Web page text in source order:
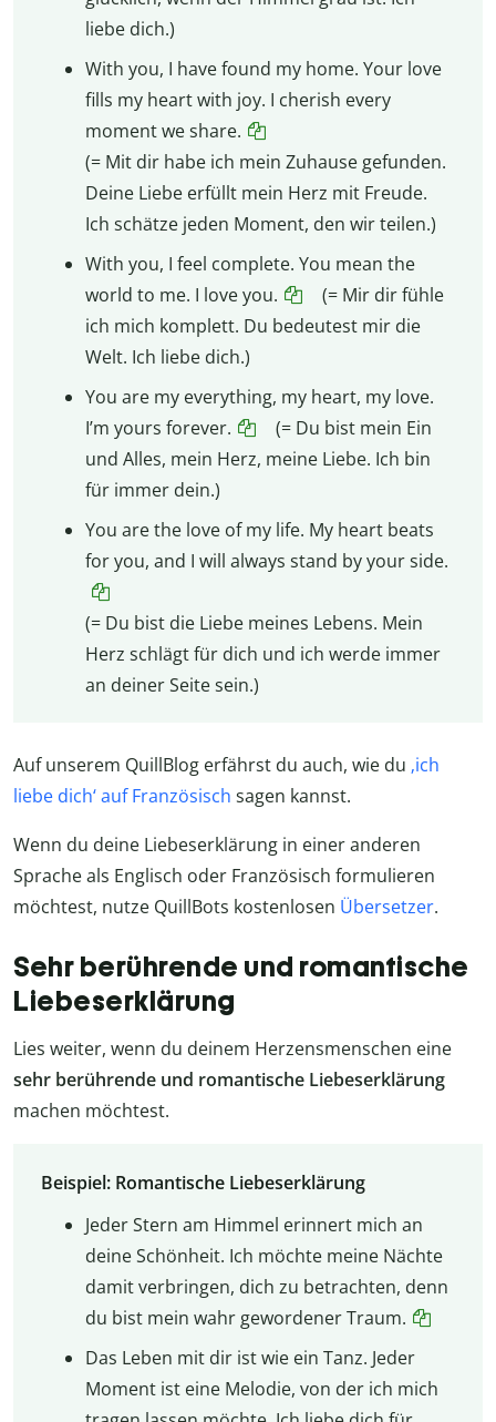
liebe dich.)
With you, I have found my home. Your love
fills my heart with joy. I cherish every
moment we share.
(= Mit dir habe ich mein Zuhause gefunden.
Deine Liebe erfüllt mein Herz mit Freude.
Ich schätze jeden Moment, den wir teilen.)
With you, I feel complete. You mean the
world to me. I love you.
(= Mir dir fühle
ich mich komplett. Du bedeutest mir die
Welt. Ich liebe dich.)
You are my everything, my heart, my love.
I’m yours forever.
(= Du bist mein Ein
und Alles, mein Herz, meine Liebe. Ich bin
für immer dein.)
You are the love of my life. My heart beats
for you, and I will always stand by your side.
(= Du bist die Liebe meines Lebens. Mein
Herz schlägt für dich und ich werde immer
an deiner Seite sein.)
Auf unserem QuillBlog erfährst du auch, wie du ‚ich
liebe dich‘ auf Französisch sagen kannst.
Wenn du deine Liebeserklärung in einer anderen
Sprache als Englisch oder Französisch formulieren
möchtest, nutze QuillBots kostenlosen Übersetzer.
Sehr berührende und romantische
Liebeserklärung
Lies weiter, wenn du deinem Herzensmenschen eine
sehr berührende und romantische Liebeserklärung
machen möchtest.
Beispiel: Romantische Liebeserklärung
Jeder Stern am Himmel erinnert mich an
deine Schönheit. Ich möchte meine Nächte
damit verbringen, dich zu betrachten, denn
du bist mein wahr gewordener Traum.
Das Leben mit dir ist wie ein Tanz. Jeder
Moment ist eine Melodie, von der ich mich